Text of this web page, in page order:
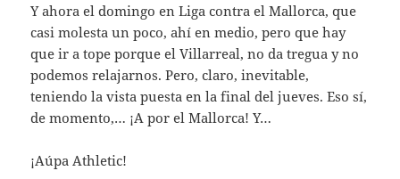
Y ahora el domingo en Liga contra el Mallorca, que
casi molesta un poco, ahí en medio, pero que hay
que ir a tope porque el Villarreal, no da tregua y no
podemos relajarnos. Pero, claro, inevitable,
teniendo la vista puesta en la final del jueves. Eso sí,
de momento,… ¡A por el Mallorca! Y…
¡Aúpa Athletic!